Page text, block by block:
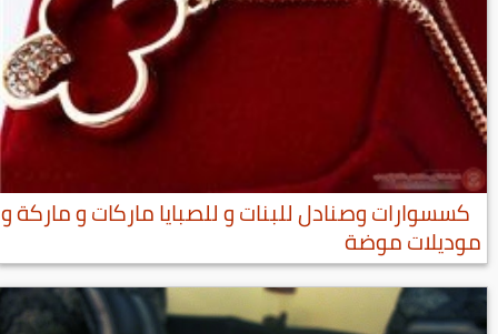
كسسوارات وصنادل للبنات و للصبايا ماركات و ماركة و
موديلات موضة